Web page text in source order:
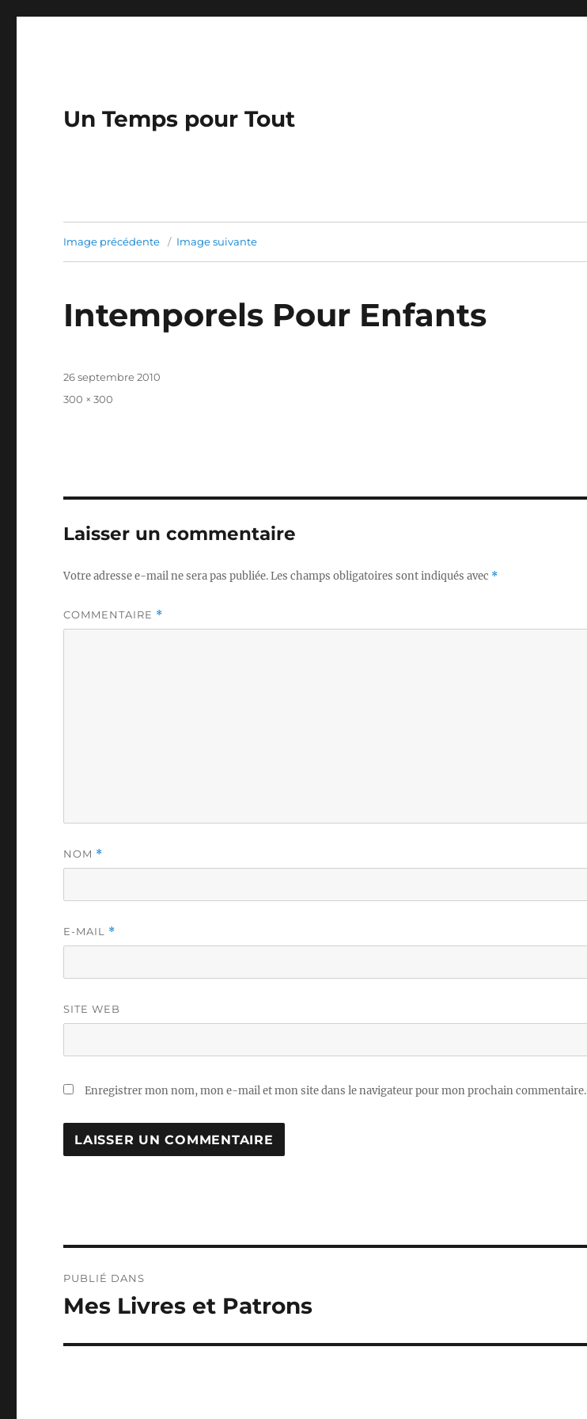
Un Temps pour Tout
Image précédente Image suivante
Intemporels Pour Enfants
Publié
26 septembre 2010
Taille
300 × 300
Laisser un commentaire
Votre adresse e-mail ne sera pas publiée.Les champs obligatoires sont indiqués avec *
COMMENTAIRE *
NOM *
E-MAIL *
SITE WEB
Enregistrer mon nom, mon e-mail et mon site dans le navigateur pour mon prochain commentaire.
de
PUBLIÉ DANS
Mes Livres et Patrons